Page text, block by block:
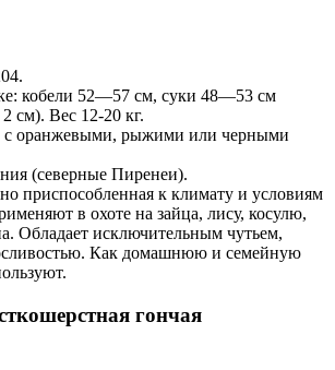
кобели 52—57 см, суки 48—53 см
см). Вес 12-20 кг.
с оранжевыми, рыжими или черными
(северные Пиренеи).
приспособленная к климату и условиям
в охоте на зайца, лису, косулю,
Обладает исключительным чутьем,
Как домашнюю и семейную
гончая